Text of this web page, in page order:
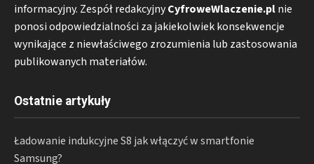
informacyjny. Zespół redakcyjnyCyfroweWlaczenie.plnie
ponosi odpowiedzialności za jakiekolwiek konsekwencje
wynikające z niewłaściwego zrozumienia lub zastosowania
publikowanych materiałów.
Ostatnie artykuły
Ładowanie indukcyjne S8 jak włączyć w smartfonie
Samsung?